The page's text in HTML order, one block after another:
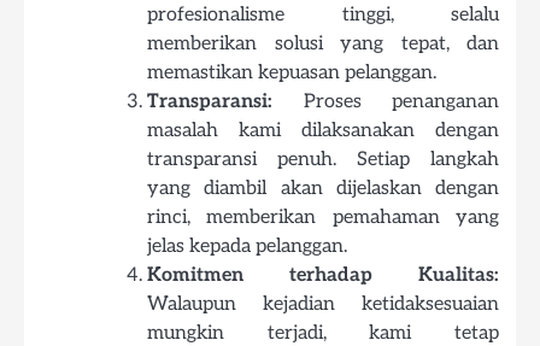
profesionalisme tinggi, selalu
memberikan solusi yang tepat, dan
memastikan kepuasan pelanggan.
Transparansi: Proses penanganan
masalah kami dilaksanakan dengan
transparansi penuh. Setiap langkah
yang diambil akan dijelaskan dengan
rinci, memberikan pemahaman yang
jelas kepada pelanggan.
Komitmen terhadap Kualitas:
Walaupun kejadian ketidaksesuaian
mungkin terjadi, kami tetap